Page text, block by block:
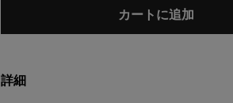
カートに追加
詳細